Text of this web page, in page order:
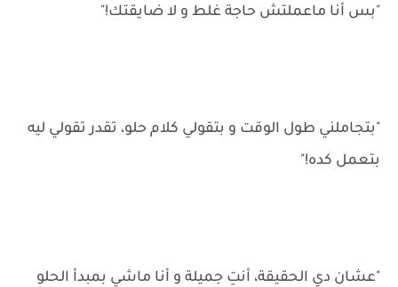
"بس أنا ماعملتش حاجة غلط و لا ضايقتك!"
"بتجاملني طول الوقت و بتقولي كلام حلو، تقدر تقولي ليه
بتعمل كده!"
"عشان دي الحقيقة، أنتِ جميلة و أنا ماشي بمبدأ الحلو